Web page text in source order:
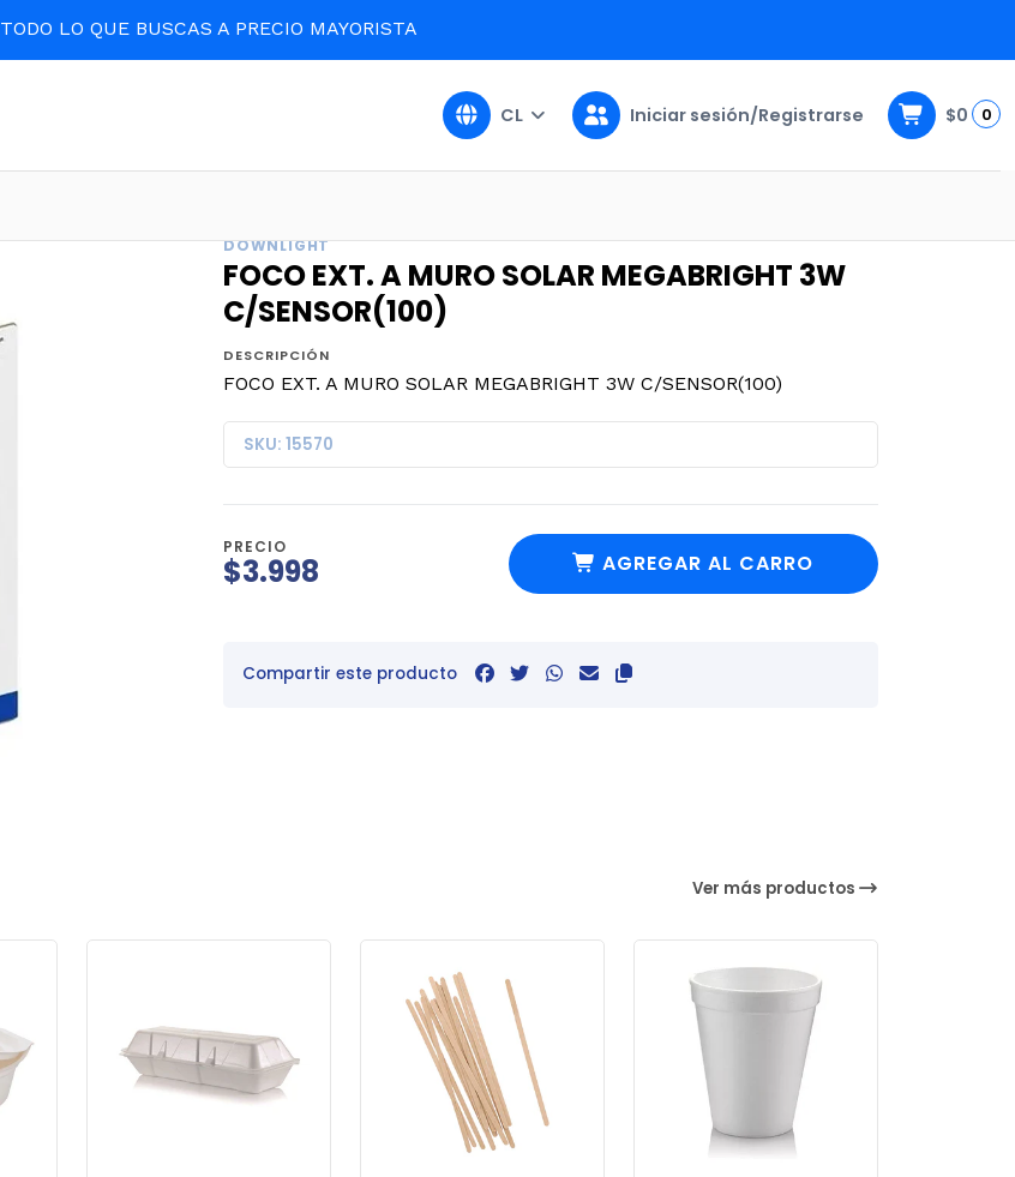
TODO LO QUE BUSCAS A PRECIO MAYORISTA
CL Iniciar sesión/Registrarse $0 0
DOWNLIGHT
FOCO EXT. A MURO SOLAR MEGABRIGHT 3W
C/SENSOR(100)
DESCRIPCIÓN
FOCO EXT. A MURO SOLAR MEGABRIGHT 3W C/SENSOR(100)
SKU: 15570
PRECIO
$3.998 AGREGAR AL CARRO
Compartir este producto
Ver más productos